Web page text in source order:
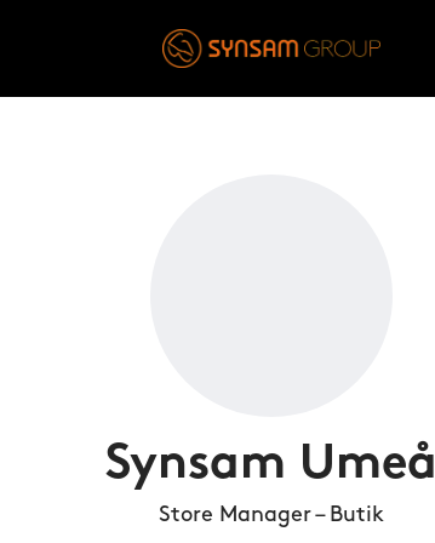
Synsam Umeå
Store Manager – Butik